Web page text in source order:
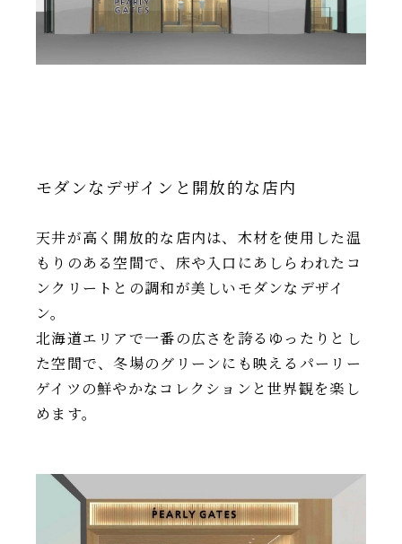
モダンなデザインと開放的な店内
天井が高く開放的な店内は、木材を使用した温
もりのある空間で、床や入口にあしらわれたコ
ンクリートとの調和が美しいモダンなデザイ
ン。
北海道エリアで一番の広さを誇るゆったりとし
た空間で、冬場のグリーンにも映えるパーリー
ゲイツの鮮やかなコレクションと世界観を楽し
めます。